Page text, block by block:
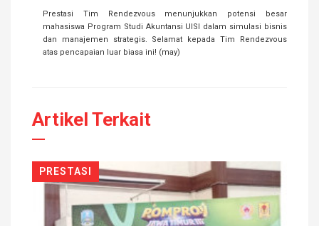
Prestasi Tim Rendezvous menunjukkan potensi besar
mahasiswa Program Studi Akuntansi UISI dalam simulasi bisnis
dan manajemen strategis. Selamat kepada Tim Rendezvous
atas pencapaian luar biasa ini! (may)
Artikel Terkait
PRESTASI